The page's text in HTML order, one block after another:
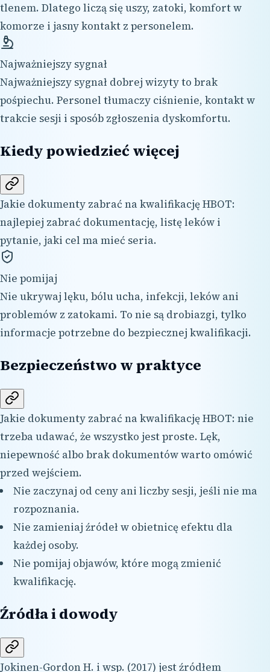
tlenem. Dlatego liczą się uszy, zatoki, komfort w
komorze i jasny kontakt z personelem.
Najważniejszy sygnał
Najważniejszy sygnał dobrej wizyty to brak
pośpiechu. Personel tłumaczy ciśnienie, kontakt w
trakcie sesji i sposób zgłoszenia dyskomfortu.
Kiedy powiedzieć więcej
Jakie dokumenty zabrać na kwalifikację HBOT:
najlepiej zabrać dokumentację, listę leków i
pytanie, jaki cel ma mieć seria.
Nie pomijaj
Nie ukrywaj lęku, bólu ucha, infekcji, leków ani
problemów z zatokami. To nie są drobiazgi, tylko
informacje potrzebne do bezpiecznej kwalifikacji.
Bezpieczeństwo w praktyce
Jakie dokumenty zabrać na kwalifikację HBOT: nie
trzeba udawać, że wszystko jest proste. Lęk,
niepewność albo brak dokumentów warto omówić
przed wejściem.
Nie zaczynaj od ceny ani liczby sesji, jeśli nie ma
rozpoznania.
Nie zamieniaj źródeł w obietnicę efektu dla
każdej osoby.
Nie pomijaj objawów, które mogą zmienić
kwalifikację.
Źródła i dowody
Jokinen-Gordon H. i wsp. (2017) jest źródłem